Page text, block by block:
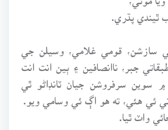
ٿيندي پڌري.
سازشن، قومي غلامي، وسيلن جي
جبر، ناانصافين ۽ ٻين انت انت
۾ سوين سرفروشن جيان ٽانڊاڻو ٿي
ئي هئي، ته هو اڳ ئي وسامي ويو.
واٽ ٿيا.